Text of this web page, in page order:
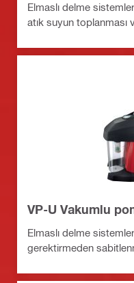
Elmaslı delme
atık suyun
VP-U Vakumlu
Elmaslı delme
gerektirmeden